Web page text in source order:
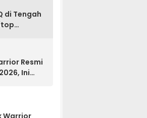
di Tengah
Resmi
Ini